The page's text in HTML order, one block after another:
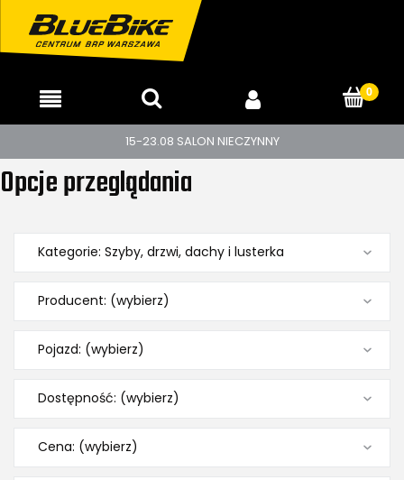
15-23.08 SALON NIECZYNNY
Opcje przeglądania
Kategorie: Szyby, drzwi, dachy i lusterka
Producent: (wybierz)
Pojazd: (wybierz)
Dostępność: (wybierz)
Cena: (wybierz)